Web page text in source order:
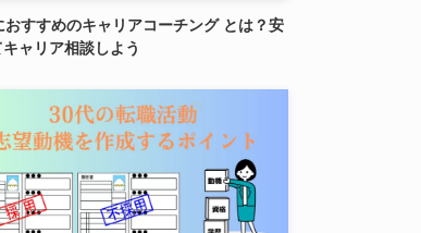
おすすめのキャリアコーチング とは？安
ャリア相談しよう